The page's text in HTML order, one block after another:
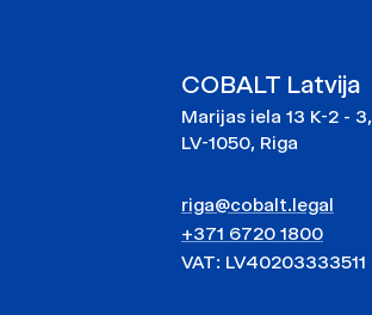
COBALT Latvija
Marijas iela 13 K-2 - 3,
LV-1050, Riga
riga@cobalt.legal
+371 6720 1800
VAT: LV40203333511